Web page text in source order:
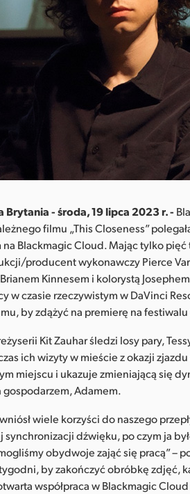
Brytania - środa, 19 lipca 2023 r. -
filmu „This Closeness”
na Blackmagic Cloud. Mając tylko
producent wykonawczy Pierce
Kinnesem i kolorystą
w czasie rzeczywistym w DaVinci
by zdążyć na premierę na festiwalu
Kit Zauhar śledzi losy pary,
ich wizyty w mieście z okazji
miejscu i ukazuje zmieniającą się
Adamem.
wiele korzyści do naszego
dźwięku, po czym ja
obydwoje zająć się pracą” –
by zakończyć obróbkę zdjęć,
współpraca w Blackmagic